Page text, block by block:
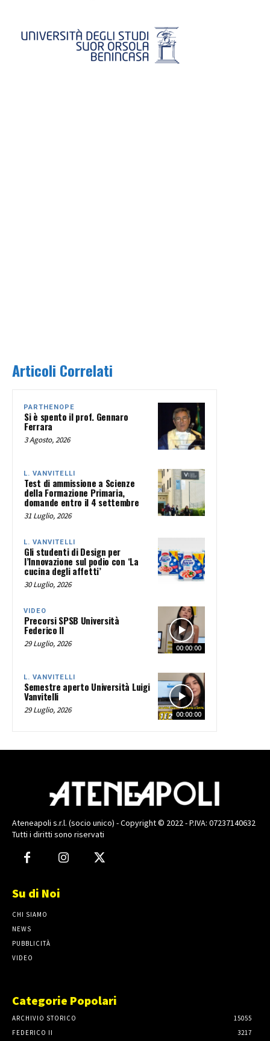
Articoli Correlati
PARTHENOPE
Si è spento il prof. Gennaro
Ferrara
3 Agosto, 2026
L. VANVITELLI
Test di ammissione a Scienze
della Formazione Primaria,
domande entro il 4 settembre
31 Luglio, 2026
L. VANVITELLI
Gli studenti di Design per
l’Innovazione sul podio con ‘La
cucina degli affetti’
30 Luglio, 2026
00:00:00
VIDEO
Precorsi SPSB Università
Federico II
29 Luglio, 2026
00:00:00
L. VANVITELLI
Semestre aperto Università Luigi
Vanvitelli
29 Luglio, 2026
Ateneapoli s.r.l. (socio unico) - Copyright © 2022 - P.IVA: 07237140632
Tutti i diritti sono riservati
Su di Noi
CHI SIAMO
NEWS
PUBBLICITÀ
VIDEO
Categorie Popolari
ARCHIVIO STORICO
15055
FEDERICO II
3217